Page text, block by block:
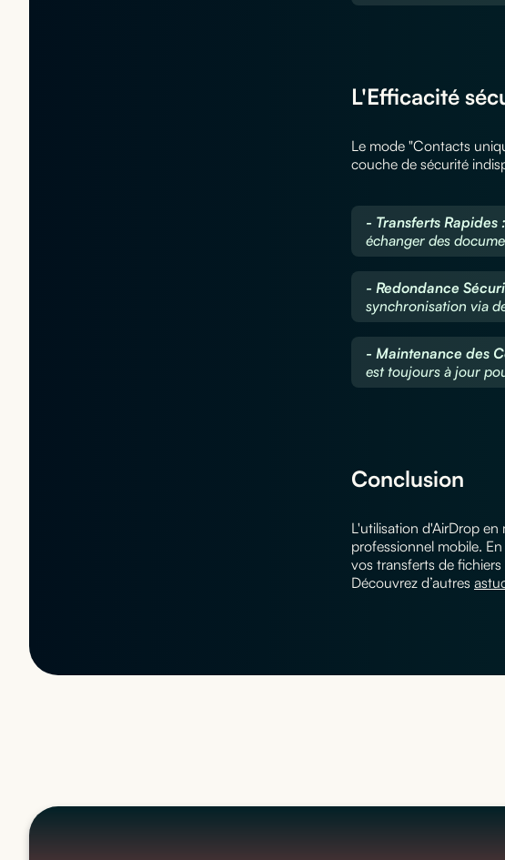
L'Efficacité
Le mode "Contacts
couche de sécurité
- Transferts Rapides :
échanger des
- Redondance
synchronisation via
- Maintenance des
est toujours à jour
Conclusion
L'utilisation d'AirDrop
professionnel mobile.
vos transferts de
Découvrez d’autres